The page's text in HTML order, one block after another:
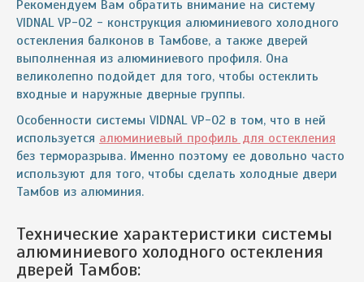
Рекомендуем Вам обратить внимание на систему
VIDNAL VP-02 - конструкция алюминиевого холодного
остекления балконов в Тамбове, а также дверей
выполненная из алюминиевого профиля. Она
великолепно подойдет для того, чтобы остеклить
входные и наружные дверные группы.
Особенности системы VIDNAL VP-02 в том, что в ней
используется алюминиевый профиль для остекления
без терморазрыва. Именно поэтому ее довольно часто
используют для того, чтобы сделать холодные двери
Тамбов из алюминия.
Технические характеристики системы
алюминиевого холодного остекления
дверей Тамбов: